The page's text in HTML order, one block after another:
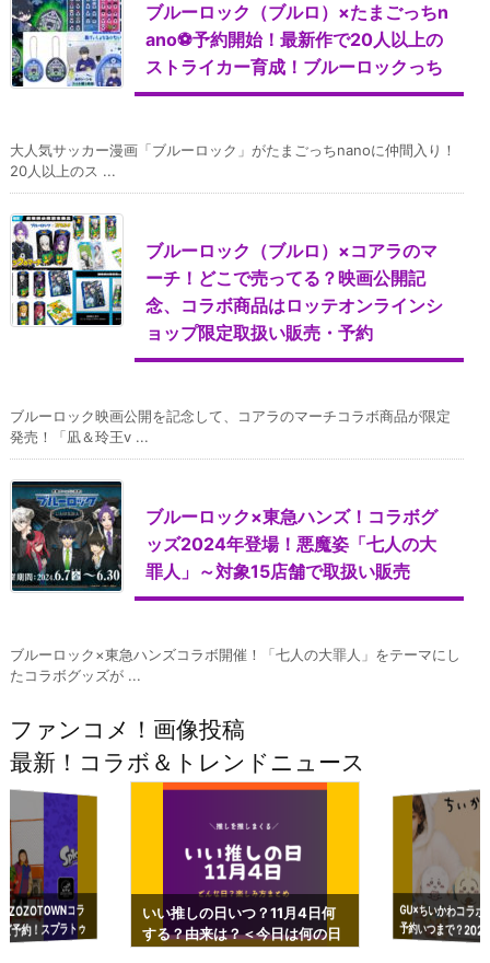
ブルーロック（ブルロ）×たまごっちn
ano⚽予約開始！最新作で20人以上の
ストライカー育成！ブルーロックっち
大人気サッカー漫画「ブルーロック」がたまごっちnanoに仲間入り！
20人以上のス ...
ブルーロック（ブルロ）×コアラのマ
ーチ！どこで売ってる？映画公開記
念、コラボ商品はロッテオンラインシ
ョップ限定取扱い販売・予約
ブルーロック映画公開を記念して、コアラのマーチコラボ商品が限定
発売！「凪＆玲王v ...
ブルーロック×東急ハンズ！コラボグ
ッズ2024年登場！悪魔姿「七人の大
罪人」～対象15店舗で取扱い販売
ブルーロック×東急ハンズコラボ開催！「七人の大罪人」をテーマにし
たコラボグッズが ...
ファンコメ！画像投稿
最新！コラボ＆トレンドニュース
コラ
予約！スプラトゥ
ップも渋谷Hz
いい推しの日いつ？11月4日何
する？由来は？＜今日は何の日
GU×ちいかわコラ
予約いつまで？
ーチやショルダー